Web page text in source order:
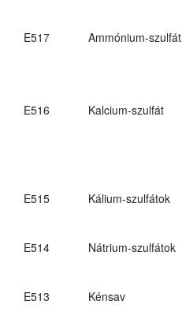
E517
Ammónium-szulfát
E516 Kalcium-szulfát
E515 Kálium-szulfátok
E514 Nátrium-szulfátok
E513 Kénsav